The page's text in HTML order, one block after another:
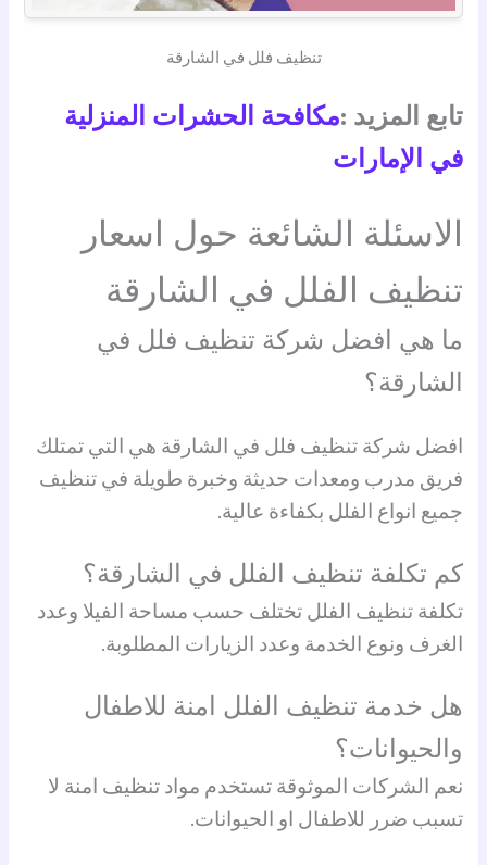
تنظيف فلل في الشارقة
تابع المزيد :مكافحة الحشرات المنزلية
في الإمارات
الاسئلة الشائعة حول اسعار
تنظيف الفلل في الشارقة
ما هي افضل شركة تنظيف فلل في
الشارقة؟
افضل شركة تنظيف فلل في الشارقة هي التي تمتلك
فريق مدرب ومعدات حديثة وخبرة طويلة في تنظيف
جميع انواع الفلل بكفاءة عالية.
كم تكلفة تنظيف الفلل في الشارقة؟
تكلفة تنظيف الفلل تختلف حسب مساحة الفيلا وعدد
الغرف ونوع الخدمة وعدد الزيارات المطلوبة.
هل خدمة تنظيف الفلل امنة للاطفال
والحيوانات؟
نعم الشركات الموثوقة تستخدم مواد تنظيف امنة لا
تسبب ضرر للاطفال او الحيوانات.